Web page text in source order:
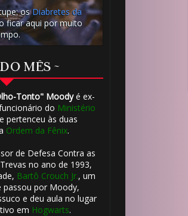
osDiabretes da
ficar aqui por muito
MÊS ~
Tonto" Moodyé ex-
do Ministério
e pertenceu às duas
Ordem da Fênix.
de Defesa Contra as
no ano de 1993,
Bartô Crouch Jr., um
passou por Moody,
e deu aula no lugar
em Hogwarts.
⚡